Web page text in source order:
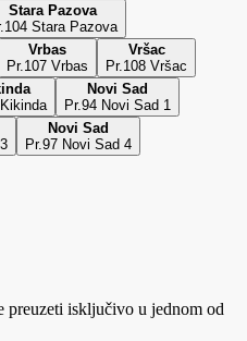
Stara Pazova
Stara Pazova
Vrbas
Pr.107 Vrbas
Vršac
Pr.108 Vršac
Novi Sad
Pr.94 Novi Sad 1
Novi Sad
Pr.97 Novi Sad 4
isključivo u jednom od